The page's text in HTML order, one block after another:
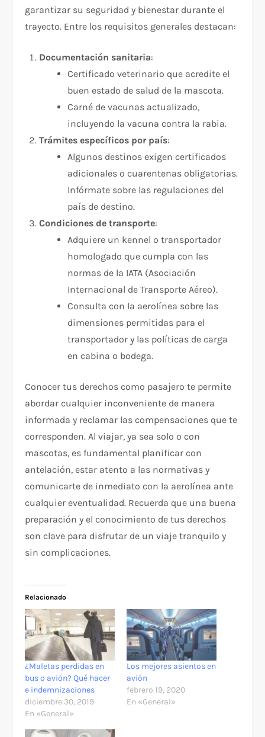
garantizar su seguridad y bienestar durante el
trayecto. Entre los requisitos generales destacan:
Documentación sanitaria:
Certificado veterinario que acredite el
buen estado de salud de la mascota.
Carné de vacunas actualizado,
incluyendo la vacuna contra la rabia.
Trámites específicos por país:
Algunos destinos exigen certificados
adicionales o cuarentenas obligatorias.
Infórmate sobre las regulaciones del
país de destino.
Condiciones de transporte:
Adquiere un kennel o transportador
homologado que cumpla con las
normas de la IATA (Asociación
Internacional de Transporte Aéreo).
Consulta con la aerolínea sobre las
dimensiones permitidas para el
transportador y las políticas de carga
en cabina o bodega.
Conocer tus derechos como pasajero te permite
abordar cualquier inconveniente de manera
informada y reclamar las compensaciones que te
corresponden. Al viajar, ya sea solo o con
mascotas, es fundamental planificar con
antelación, estar atento a las normativas y
comunicarte de inmediato con la aerolínea ante
cualquier eventualidad. Recuerda que una buena
preparación y el conocimiento de tus derechos
son clave para disfrutar de un viaje tranquilo y
sin complicaciones.
Relacionado
¿Maletas perdidas en
bus o avión? Qué hacer
e indemnizaciones
diciembre 30, 2019
En «General»
Los mejores asientos en
avión
febrero 19, 2020
En «General»